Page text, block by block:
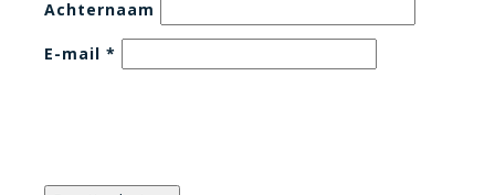
Achternaam
E-mail *